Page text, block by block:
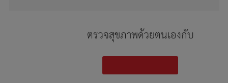
ตรวจสุขภาพด้วยตนเองกับ